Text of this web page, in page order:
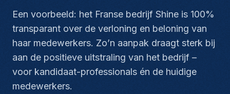
Een voorbeeld: het Franse bedrijf Shine is 100%
transparant over de verloning en beloning van
haar medewerkers. Zo’n aanpak draagt sterk bij
aan de positieve uitstraling van het bedrijf –
voor kandidaat-professionals én de huidige
medewerkers.